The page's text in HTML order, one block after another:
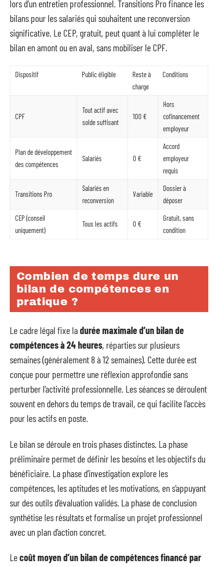
lors d’un entretien professionnel. Transitions Pro finance les
bilans pour les salariés qui souhaitent une reconversion
significative. Le CEP, gratuit, peut quant à lui compléter le
bilan en amont ou en aval, sans mobiliser le CPF.
Dispositif Public éligible
Reste à
charge
Conditions
CPF
Tout actif avec
solde suffisant
100 €
Hors
cofinancement
employeur
Plan de développement
des compétences
Salariés 0 €
Accord
employeur
requis
Transitions Pro
Salariés en
reconversion
Variable
Dossier à
déposer
CEP (conseil
uniquement)
Tous les actifs 0 €
Gratuit, sans
condition
Combien de temps dure un
bilan de compétences en
pratique ?
Le cadre légal fixe ladurée maximale d’un bilan de
compétences à 24 heures, réparties sur plusieurs
semaines (généralement 8 à 12 semaines). Cette durée est
conçue pour permettre une réflexion approfondie sans
perturber l’activité professionnelle. Les séances se déroulent
souvent en dehors du temps de travail, ce qui facilite l’accès
pour les actifs en poste.
Le bilan se déroule en trois phases distinctes. La phase
préliminaire permet de définir les besoins et les objectifs du
bénéficiaire. La phase d’investigation explore les
compétences, les aptitudes et les motivations, en s’appuyant
sur des outils d’évaluation validés. La phase de conclusion
synthétise les résultats et formalise un projet professionnel
avec un plan d’action concret.
Lecoût moyen d’un bilan de compétences financé par